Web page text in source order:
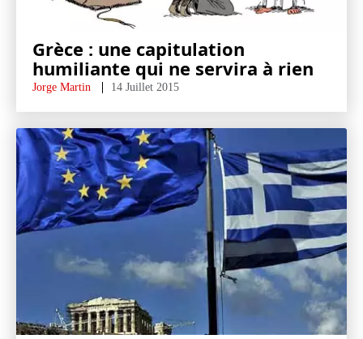
Grèce : une capitulation
humiliante qui ne servira à rien
Jorge Martin 14 Juillet 2015